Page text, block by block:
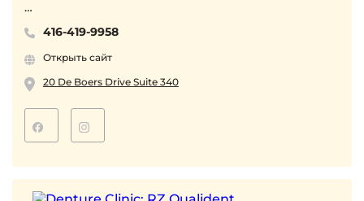
Вы можете обратиться ко мне за помощью, если
работу с тревожностью или эмоциональным
выгоранием.
Консультации очно и онлайн (Zoom).
416-419-9958
Открыть сайт
20 De Boers Drive Suite 340